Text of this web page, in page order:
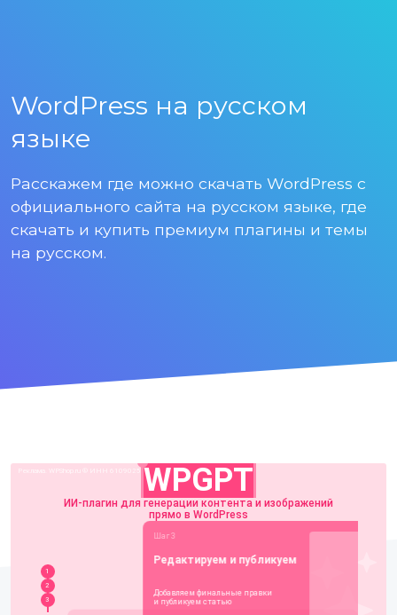
WordPress на русском
языке
Расскажем где можно скачать WordPress с
официального сайта на русском языке, где
скачать и купить премиум плагины и темы
на русском.